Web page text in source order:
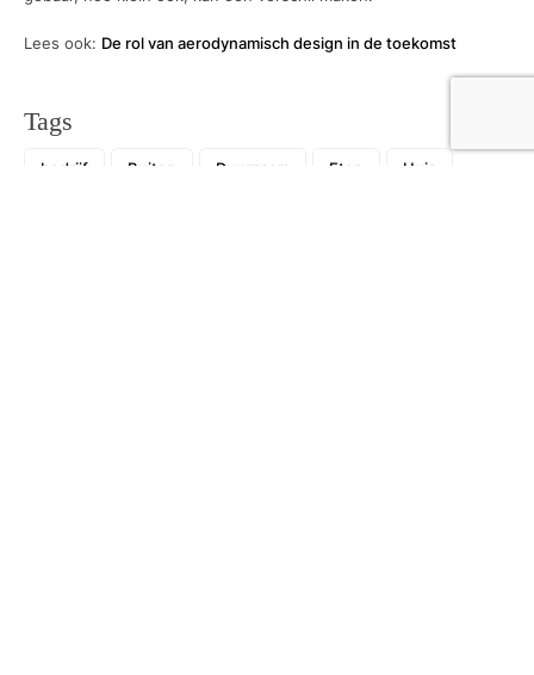
Lees ook: De rol van aerodynamisch design in de toekomst
Tags
bedrijf Buiten Duurzaam Eten Huis